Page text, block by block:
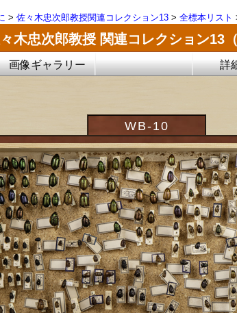
> 佐々木忠次郎教授関連コレクション13 > 全標本リスト
木忠次郎教授 関連コレクション13（
画像ギャラリー 詳
WB-10